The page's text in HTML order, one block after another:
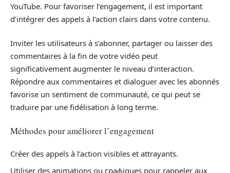
YouTube. Pour favoriser l’engagement, il est important
d’intégrer des appels à l’action clairs dans votre contenu.
Inviter les utilisateurs à s’abonner, partager ou laisser des
commentaires à la fin de votre vidéo peut
significativement augmenter le niveau d’interaction.
Répondre aux commentaires et dialoguer avec les abonnés
favorise un sentiment de communauté, ce qui peut se
traduire par une fidélisation à long terme.
Méthodes pour améliorer l’engagement
Créer des appels à l’action visibles et attrayants.
Utiliser des animations ou графiques pour rappeler aux